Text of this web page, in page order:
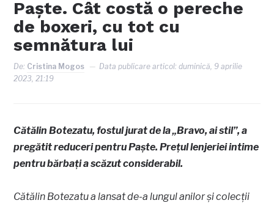
Paște. Cât costă o pereche
de boxeri, cu tot cu
semnătura lui
De: Cristina Mogos Data publicare articol:duminică, 9 aprilie
2023, 21:19
Cătălin Botezatu, fostul jurat de la „Bravo, ai stil”, a
pregătit reduceri pentru Paște. Prețul lenjeriei intime
pentru bărbați a scăzut considerabil.
Cătălin Botezatu a lansat de-a lungul anilor și colecții